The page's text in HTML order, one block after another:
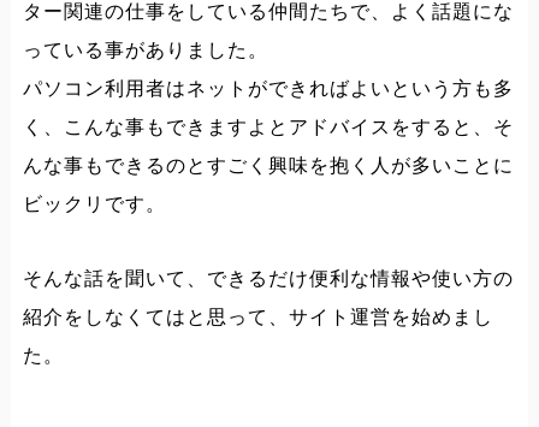
ター関連の仕事をしている仲間たちで、よく話題にな
っている事がありました。
パソコン利用者はネットができればよいという方も多
く、こんな事もできますよとアドバイスをすると、そ
んな事もできるのとすごく興味を抱く人が多いことに
ビックリです。
そんな話を聞いて、できるだけ便利な情報や使い方の
紹介をしなくてはと思って、サイト運営を始めまし
た。